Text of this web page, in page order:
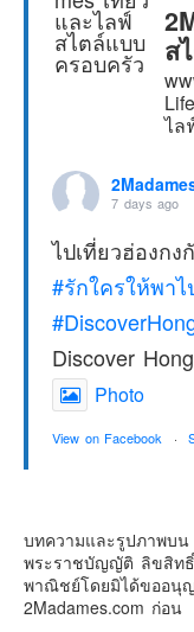
ส
ไล
7 days ago
ไปเที่ยวฮ่องก
#รักใครให้พาไ
Discover
Photo
View on Facebook ·
เตรียมไว้หนว
#น้องเกรซ #ลู
บทความและรูปภาพบน
พระราชบัญญัติ ลิขสิทธิ์
พาณิชย์โดยมิได้ขออนุ
2Madames.com ก่อน